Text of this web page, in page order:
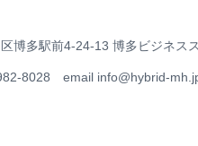
博多駅前4-24-13 博多ビジネス
8028 email info@hybrid-